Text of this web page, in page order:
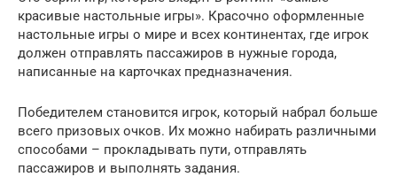
красивые настольные игры». Красочно оформленные
настольные игры о мире и всех континентах, где игрок
должен отправлять пассажиров в нужные города,
написанные на карточках предназначения.
Победителем становится игрок, который набрал больше
всего призовых очков. Их можно набирать различными
способами – прокладывать пути, отправлять
пассажиров и выполнять задания.